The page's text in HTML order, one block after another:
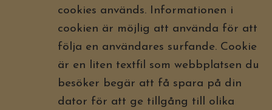
cookies används. Informationen i
cookien är möjlig att använda för att
följa en användares surfande. Cookie
är en liten textfil som webbplatsen du
besöker begär att få spara på din
dator för att ge tillgång till olika